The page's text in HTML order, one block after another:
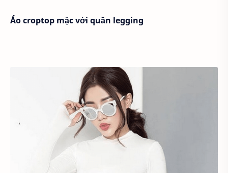
Áo croptop mặc với quần legging